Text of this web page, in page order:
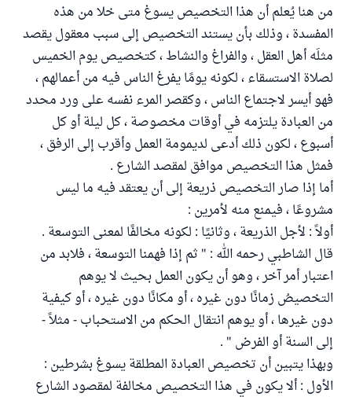
من هنا يُعلم أن هذا التخصيص يسوغ متى خلا من هذه
المفسدة ، وذلك بأن يستند التخصيص إلى سبب معقول يقصد
مثلَه أهل العقل ، والفراغ والنشاط ، كتخصيص يوم الخميس
لصلاة الاستسقاء ، لكونه يومًا يفرغ الناس فيه من أعمالهم ،
فهو أيسر لاجتماع الناس ، وكقصر المرء نفسه على ورد محدد
من العبادة يلتزمه في أوقات مخصوصة ، كل ليلة أو كل
أسبوع ، لكون ذلك أدعى لديمومة العمل وأقرب إلى الرفق ،
فمثل هذا التخصيص موافق لمقصد الشارع .
أما إذا صار التخصيص ذريعة إلى أن يعتقد فيه ما ليس
مشروعًا ، فيمنع منه لأمرين :
أولاً : لأجل الذريعة ، وثانيًا : لكونه مخالفًا لمعنى التوسعة .
قال الشاطبي رحمه الله : " ثم إذا فهمنا التوسعة ، فلابد من
اعتبار أمر آخر ، وهو أن يكون العمل بحيث لا يوهم
التخصيصُ زمانًا دون غيره ، أو مكانًا دون غيره ، أو كيفية
دون غيرها ، أو يوهم انتقال الحكم من الاستحباب - مثلاً -
إلى السنة أو الفرض " .
وبهذا يتبين أن تخصيص العبادة المطلقة يسوغ بشرطين :
الأول : ألا يكون في هذا التخصيص مخالفة لمقصود الشارع